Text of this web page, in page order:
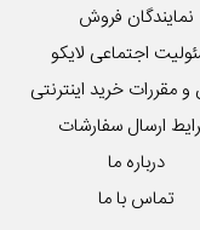
نمایندگان فروش
اجتماعی لایکو
و مقررات خرید اینترنتی
ارسال سفارشات
درباره ما
تماس با ما